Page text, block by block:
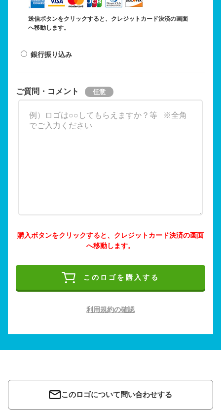
送信ボタンをクリックすると、クレジットカード決済の画面
へ移動します。
銀行振り込み
ご質問・コメント
購入ボタンをクリックすると、クレジットカード決済の画面
へ移動します。
このロゴを購入する
利用規約の確認
このロゴについて問い合わせする